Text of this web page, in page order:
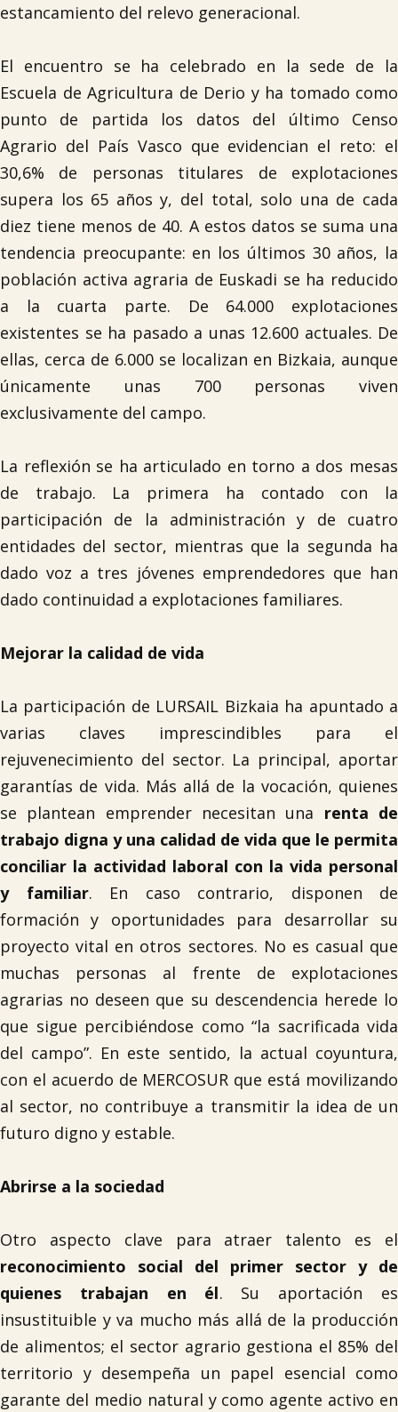
estancamiento del relevo generacional.
El encuentro se ha celebrado en la sede de la
Escuela de Agricultura de Derio y ha tomado como
punto de partida los datos del último Censo
Agrario del País Vasco que evidencian el reto: el
30,6% de personas titulares de explotaciones
supera los 65 años y, del total, solo una de cada
diez tiene menos de 40. A estos datos se suma una
tendencia preocupante: en los últimos 30 años, la
población activa agraria de Euskadi se ha reducido
a la cuarta parte. De 64.000 explotaciones
existentes se ha pasado a unas 12.600 actuales. De
ellas, cerca de 6.000 se localizan en Bizkaia, aunque
únicamente unas 700 personas viven
exclusivamente del campo.
La reflexión se ha articulado en torno a dos mesas
de trabajo. La primera ha contado con la
participación de la administración y de cuatro
entidades del sector, mientras que la segunda ha
dado voz a tres jóvenes emprendedores que han
dado continuidad a explotaciones familiares.
Mejorar la calidad de vida
La participación de LURSAIL Bizkaia ha apuntado a
varias claves imprescindibles para el
rejuvenecimiento del sector. La principal, aportar
garantías de vida. Más allá de la vocación, quienes
se plantean emprender necesitan una renta de
trabajo digna y una calidad de vida que le permita
conciliar la actividad laboral con la vida personal
y familiar. En caso contrario, disponen de
formación y oportunidades para desarrollar su
proyecto vital en otros sectores. No es casual que
muchas personas al frente de explotaciones
agrarias no deseen que su descendencia herede lo
que sigue percibiéndose como “la sacrificada vida
del campo”. En este sentido, la actual coyuntura,
con el acuerdo de MERCOSUR que está movilizando
al sector, no contribuye a transmitir la idea de un
futuro digno y estable.
Abrirse a la sociedad
Otro aspecto clave para atraer talento es el
reconocimiento social del primer sector y de
quienes trabajan en él. Su aportación es
insustituible y va mucho más allá de la producción
de alimentos; el sector agrario gestiona el 85% del
territorio y desempeña un papel esencial como
garante del medio natural y como agente activo en